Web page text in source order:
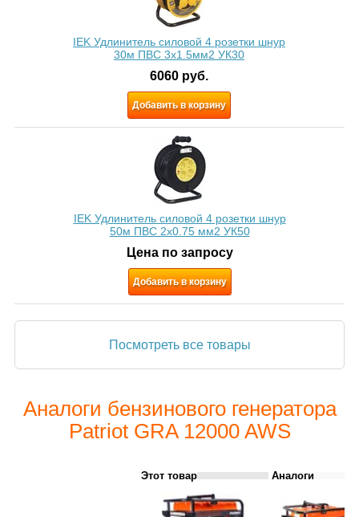
IEK Удлинитель силовой 4 розетки шнур
30м ПВС 3х1.5мм2 УК30
6060 руб.
Добавить в корзину
IEK Удлинитель силовой 4 розетки шнур
50м ПВС 2х0.75 мм2 УК50
Цена по запросу
Добавить в корзину
Посмотреть все товары
Аналоги бензинового генератора
Patriot GRA 12000 AWS
Этот товар Аналоги